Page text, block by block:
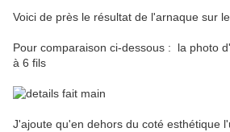
Voici de près le résultat de l'arnaque sur
Pour comparaison ci-dessous : la photo
à 6 fils
J'ajoute qu'en dehors du coté esthétique